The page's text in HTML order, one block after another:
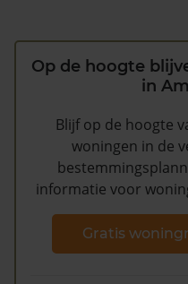
Op de hoogte
in
Blijf op de hoogte
woningen in de
informatie voor
Gratis